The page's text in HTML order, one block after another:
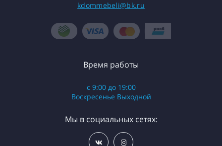
kdommebeli@bk.ru
Время работы
с 9:00 до 19:00
Воскресенье Выходной
Мы в социальных сетях: